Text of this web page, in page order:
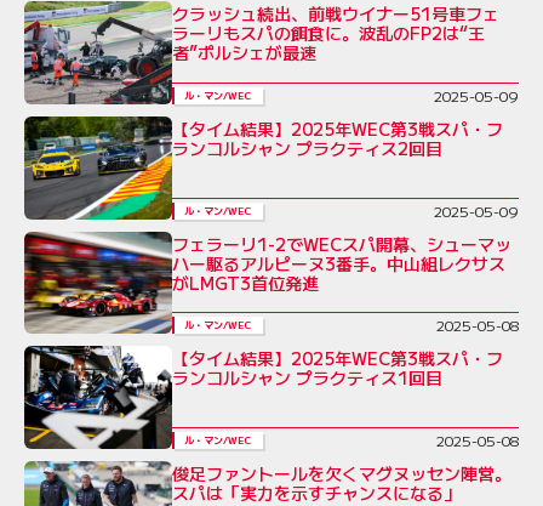
クラッシュ続出、前戦ウイナー51号車フェ
ラーリもスパの餌食に。波乱のFP2は“王
者”ポルシェが最速
ル・マン/WEC 2025-05-09
【タイム結果】2025年WEC第3戦スパ・フ
ランコルシャン プラクティス2回目
ル・マン/WEC 2025-05-09
フェラーリ1-2でWECスパ開幕、シューマッ
ハー駆るアルピーヌ3番手。中山組レクサス
がLMGT3首位発進
ル・マン/WEC 2025-05-08
【タイム結果】2025年WEC第3戦スパ・フ
ランコルシャン プラクティス1回目
ル・マン/WEC 2025-05-08
俊足ファントールを欠くマグヌッセン陣営。
スパは「実力を示すチャンスになる」